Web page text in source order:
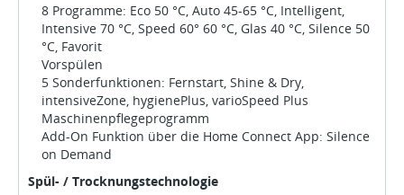
8 Programme: Eco 50 °C, Auto 45-65 °C, Intelligent,
Intensive 70 °C, Speed 60° 60 °C, Glas 40 °C, Silence 50
°C, Favorit
Vorspülen
5 Sonderfunktionen: Fernstart, Shine & Dry,
intensiveZone, hygienePlus, varioSpeed Plus
Maschinenpflegeprogramm
Add-On Funktion über die Home Connect App: Silence
on Demand
Spül- / Trocknungstechnologie